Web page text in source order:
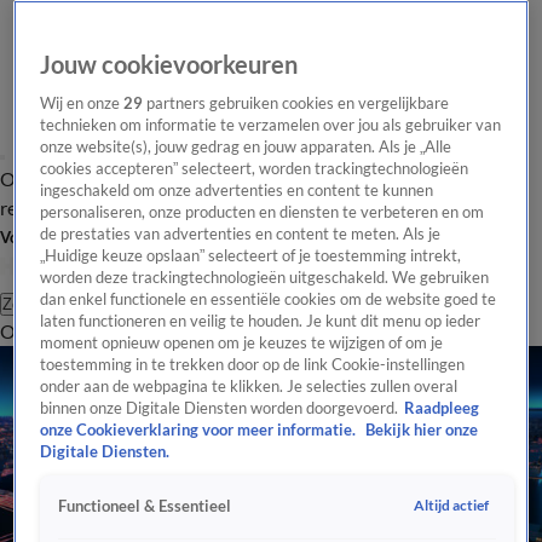
Overzicht Laatste nieuws Regionieuws Het beste van Hart
Tip de
redactie
Volg Hart van Nederland
Zoeken
OverzichtRegioUitzendingenWeerTip de redactiePanelVideo's
Jouw cookievoorkeuren
Wij en onze29 partners gebruiken cookies en vergelijkbare
technieken om informatie te verzamelen over jou als gebruiker van
onze website(s), jouw gedrag en jouw apparaten. Als je „Alle
cookies accepteren” selecteert, worden trackingtechnologieën
ingeschakeld om onze advertenties en content te kunnen
personaliseren, onze producten en diensten te verbeteren en om
de prestaties van advertenties en content te meten. Als je
„Huidige keuze opslaan” selecteert of je toestemming intrekt,
worden deze trackingtechnologieën uitgeschakeld. We gebruiken
dan enkel functionele en essentiële cookies om de website goed te
laten functioneren en veilig te houden. Je kunt dit menu op ieder
moment opnieuw openen om je keuzes te wijzigen of om je
toestemming in te trekken door op de link Cookie-instellingen
onder aan de webpagina te klikken. Je selecties zullen overal
binnen onze Digitale Diensten worden doorgevoerd. Raadpleeg
onze Cookieverklaring voor meer informatie.
Bekijk hier onze
Digitale Diensten.
Functioneel & Essentieel Altijd actief